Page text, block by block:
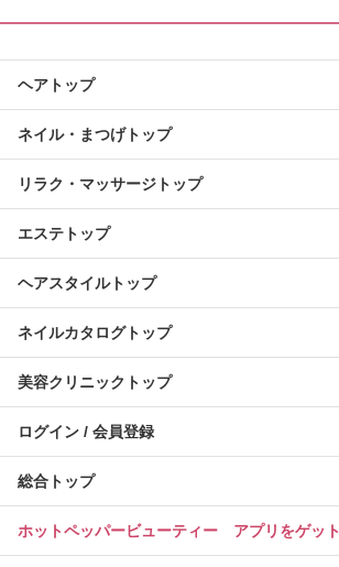
ヘアトップ
ネイル・まつげトップ
リラク・マッサージトップ
エステトップ
ヘアスタイルトップ
ネイルカタログトップ
美容クリニックトップ
ログイン / 会員登録
総合トップ
ホットペッパービューティー アプリをゲット